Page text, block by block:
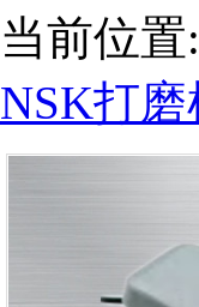
当前位置:
NSK打